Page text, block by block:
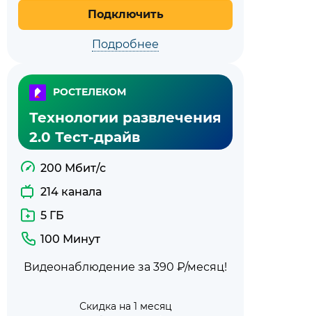
Подключить
Подробнее
РОСТЕЛЕКОМ
Технологии развлечения
2.0 Тест-драйв
200 Мбит/с
214 канала
5 ГБ
100 Минут
Видеонаблюдение за 390 ₽/месяц!
Скидка на 1 месяц